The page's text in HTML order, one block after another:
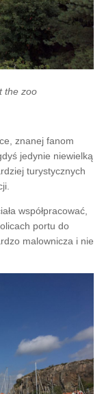
the zoo
znanej fanom
jedynie niewielką
turystycznych
współpracować,
portu do
malownicza i nie